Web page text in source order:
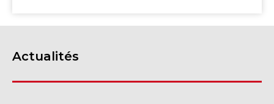
Actualités